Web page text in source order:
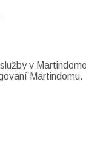
v
Martindomu.